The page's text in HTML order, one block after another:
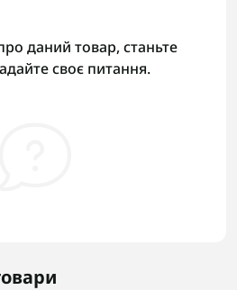
даний товар, станьте
своє питання.